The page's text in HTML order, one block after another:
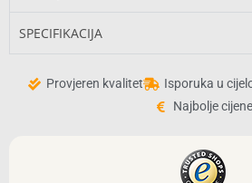
SPECIFIKACIJA
Provjeren kvalitet Isporuka u
Najbolje cijene